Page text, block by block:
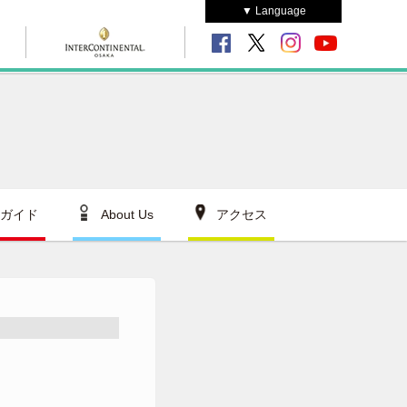
▼ Language
イド About Us アクセス